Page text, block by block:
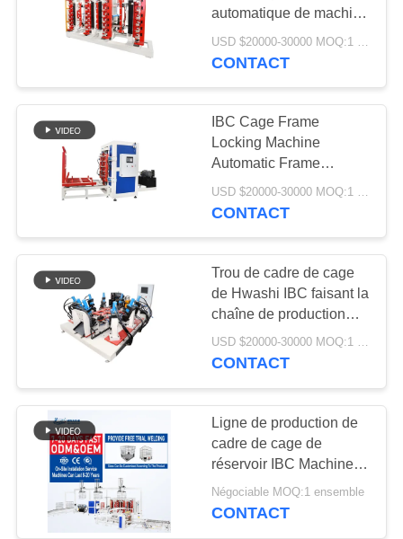
DEMANDEZ
UNE
CITATION
DU
SITE
POLITIQUE
MATIÈRE
DE
PROTECTION
machine de soudure
d'évier
85
Poste à souder IBC
robots de soudure
industriels
238
automatique de machine
à cintrer de vue de cage
de Hwashi IBC machine
CONTACT
IBC Cage Frame
Locking Machine
Automatic Frame
Clinching Machine
USD $20000-30000 MOQ:1 ensemble
CONTACT
Trou de cadre de cage
de Hwashi IBC faisant la
chaîne de production
automatique de machine
USD $20000-30000 MOQ:1 ensemble
CONTACT
Ligne de production de
cadre de cage de
réservoir IBC Machine
de soudage de cadre de
cage IBC entièrement
Négociable MOQ:1 ensemble
CONTACT